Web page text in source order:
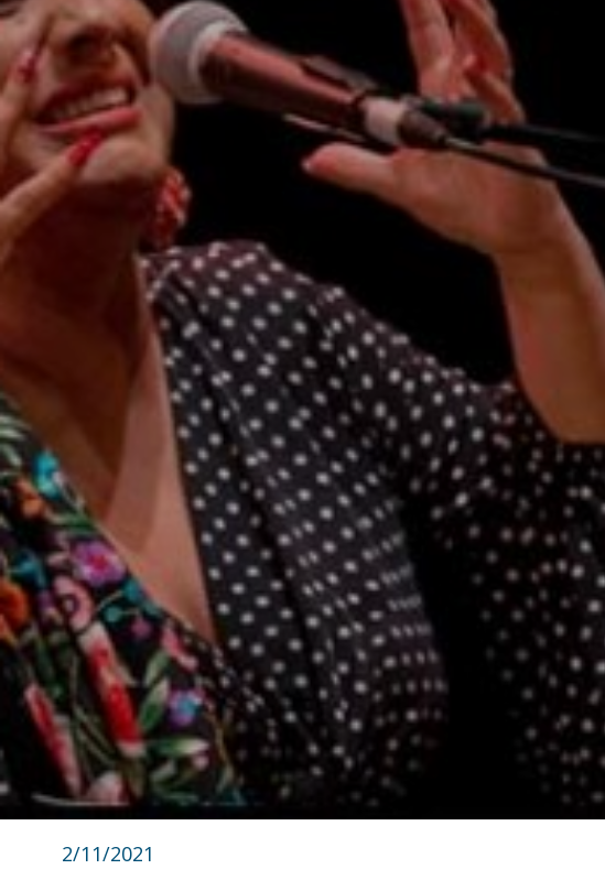
2/11/2021